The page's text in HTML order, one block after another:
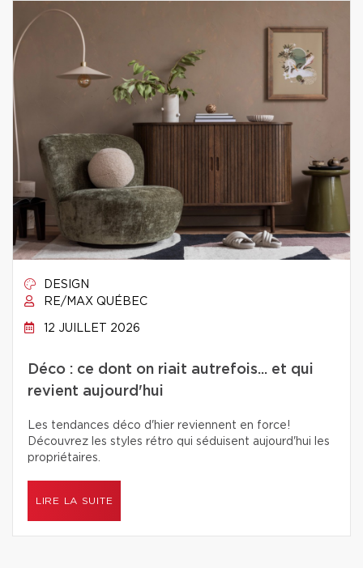
DESIGN
RE/MAX QUÉBEC
12 JUILLET 2026
Déco : ce dont on riait autrefois... et qui
revient aujourd'hui
Les tendances déco d'hier reviennent en force!
Découvrez les styles rétro qui séduisent aujourd'hui les
propriétaires.
LIRE LA SUITE